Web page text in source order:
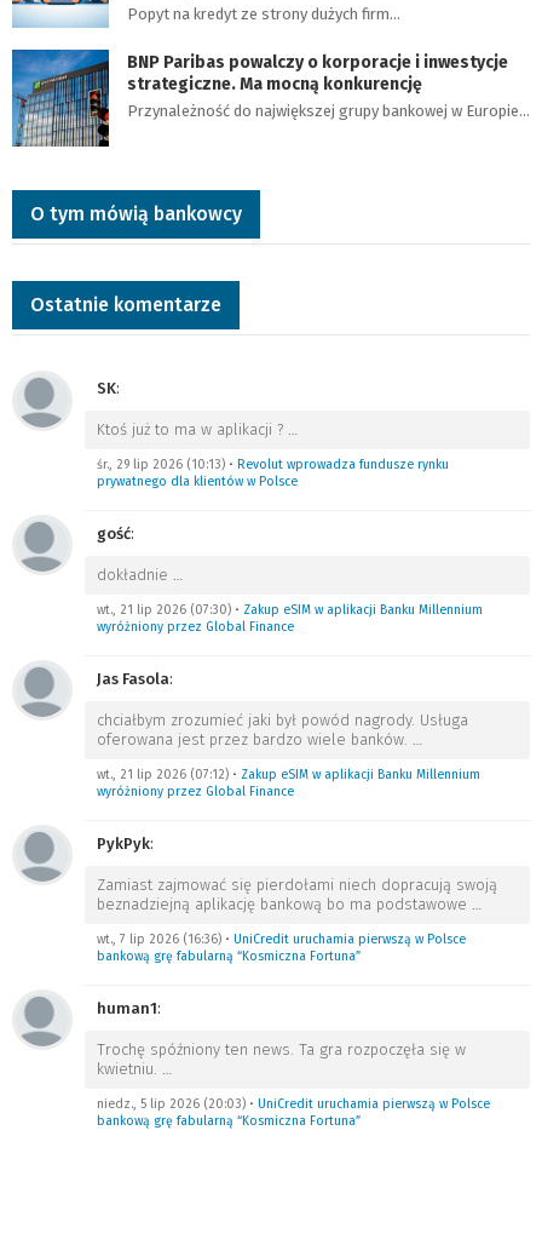
Popyt na kredyt ze strony dużych firm…
BNP Paribas powalczy o korporacje i inwestycje
strategiczne. Ma mocną konkurencję
Przynależność do największej grupy bankowej w Europie…
O tym mówią bankowcy
Ostatnie komentarze
SK:
Ktoś już to ma w aplikacji ?
śr., 29 lip 2026 (10:13) • Revolut wprowadza fundusze rynku
prywatnego dla klientów w Polsce
gość:
dokładnie
wt., 21 lip 2026 (07:30) • Zakup eSIM w aplikacji Banku Millennium
wyróżniony przez Global Finance
Jas Fasola:
chciałbym zrozumieć jaki był powód nagrody. Usługa
oferowana jest przez bardzo wiele banków.
wt., 21 lip 2026 (07:12) • Zakup eSIM w aplikacji Banku Millennium
wyróżniony przez Global Finance
PykPyk:
Zamiast zajmować się pierdołami niech dopracują swoją
beznadziejną aplikację bankową bo ma podstawowe
wt., 7 lip 2026 (16:36) • UniCredit uruchamia pierwszą w Polsce
bankową grę fabularną “Kosmiczna Fortuna”
human1:
Trochę spóźniony ten news. Ta gra rozpoczęła się w
kwietniu.
niedz., 5 lip 2026 (20:03) • UniCredit uruchamia pierwszą w Polsce
bankową grę fabularną “Kosmiczna Fortuna”